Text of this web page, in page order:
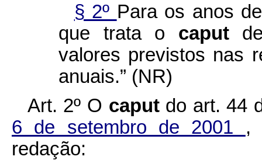
§ 2º Para os anos
que trata o caput
valores previstos nas
anuais.” (NR)
Art. 2º O caput do art. 44
6 de setembro de 2001 ,
redação: